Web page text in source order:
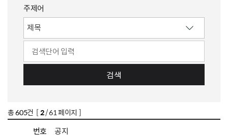
주제어
검색
총605건 [2/ 61 페이지 ]
번호
공지